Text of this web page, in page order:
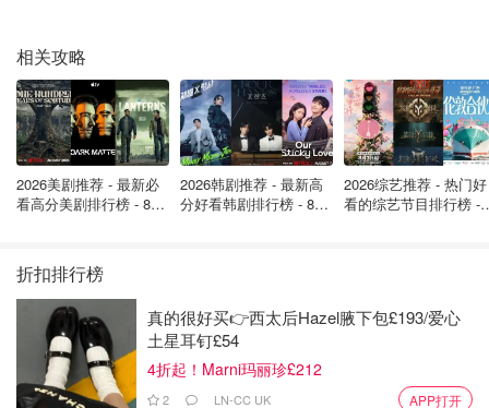
图片来源于@TFL UK，版权属于原作者
3. 商场
如果大家日常逛街购物的时候，可以就近在附近商场解决内
相关攻略
2026美剧推荐 - 最新必
看高分美剧排行榜 - 8月
2026韩剧推荐 - 最新高
分好看韩剧排行榜 - 8月
2026综艺推荐 - 热门好
看的综艺节目排行榜 -
折扣排行榜
真的很好买👉西太后Hazel腋下包£193/爱心
土星耳钉£54
4折起！Marni玛丽珍£212
2 LN-CC UK APP打开